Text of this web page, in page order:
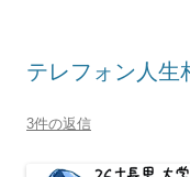
テレフォン人生
3件の返信